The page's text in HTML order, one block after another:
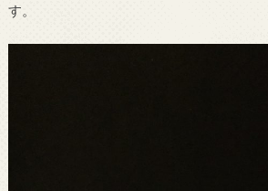
す。